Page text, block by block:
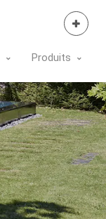
Produits